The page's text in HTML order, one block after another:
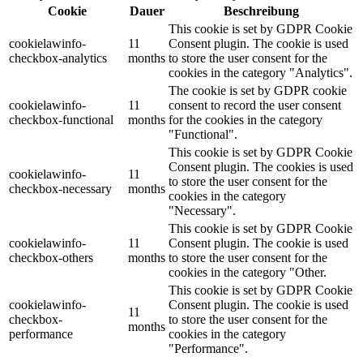
Cookie
Dauer Beschreibung
cookielawinfo-
checkbox-analytics
11
months
This cookie is set by GDPR Cookie
Consent plugin. The cookie is used
to store the user consent for the
cookies in the category "Analytics".
cookielawinfo-
checkbox-functional
11
months
The cookie is set by GDPR cookie
consent to record the user consent
for the cookies in the category
"Functional".
cookielawinfo-
checkbox-necessary
11
months
This cookie is set by GDPR Cookie
Consent plugin. The cookies is used
to store the user consent for the
cookies in the category
"Necessary".
cookielawinfo-
checkbox-others
11
months
This cookie is set by GDPR Cookie
Consent plugin. The cookie is used
to store the user consent for the
cookies in the category "Other.
cookielawinfo-
checkbox-
performance
11
months
This cookie is set by GDPR Cookie
Consent plugin. The cookie is used
to store the user consent for the
cookies in the category
"Performance".